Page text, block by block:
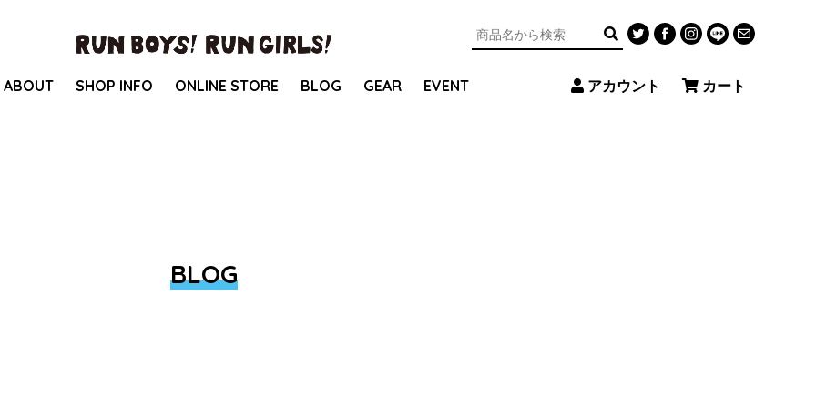
ABOUT SHOP INFO ONLINE STORE BLOG GEAR EVENT アカウント カート
BLOG